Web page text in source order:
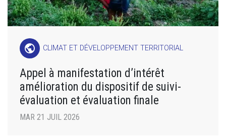
public CLIMAT ET DÉVELOPPEMENT TERRITORIAL
Appel à manifestation d’intérêt
amélioration du dispositif de suivi-
évaluation et évaluation finale
MAR 21 JUIL 2026